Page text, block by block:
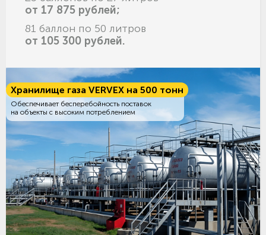
от 17 875 рублей;
81 баллон по 50 литров
от 105 300 рублей.
Хранилище газа VERVEX на 500 тонн
Обеспечивает бесперебойность поставок
на объекты с высоким потреблением